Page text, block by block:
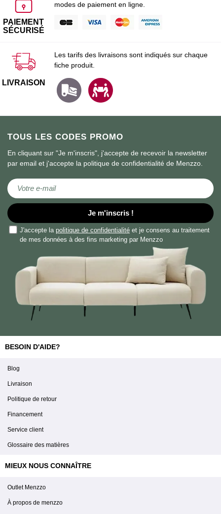
TOUS LES CODES PROMO
En cliquant sur "Je m'inscris", j'accepte de recevoir la newsletter
par email et j'accepte la politique de confidentialité de Menzzo.
Inscription à notre lettre d’information :
Je m'inscris !
J'accepte la politique de confidentialité et je consens au traitement
de mes données à des fins marketing par Menzzo
PAIEMENT
SÉCURISÉ
modes de paiement en ligne.
LIVRAISON
Les tarifs des livraisons sont indiqués sur chaque
fiche produit.
BESOIN D'AIDE?
Blog
Livraison
Politique de retour
Financement
Service client
Glossaire des matières
MIEUX NOUS CONNAÎTRE
Outlet Menzzo
À propos de menzzo